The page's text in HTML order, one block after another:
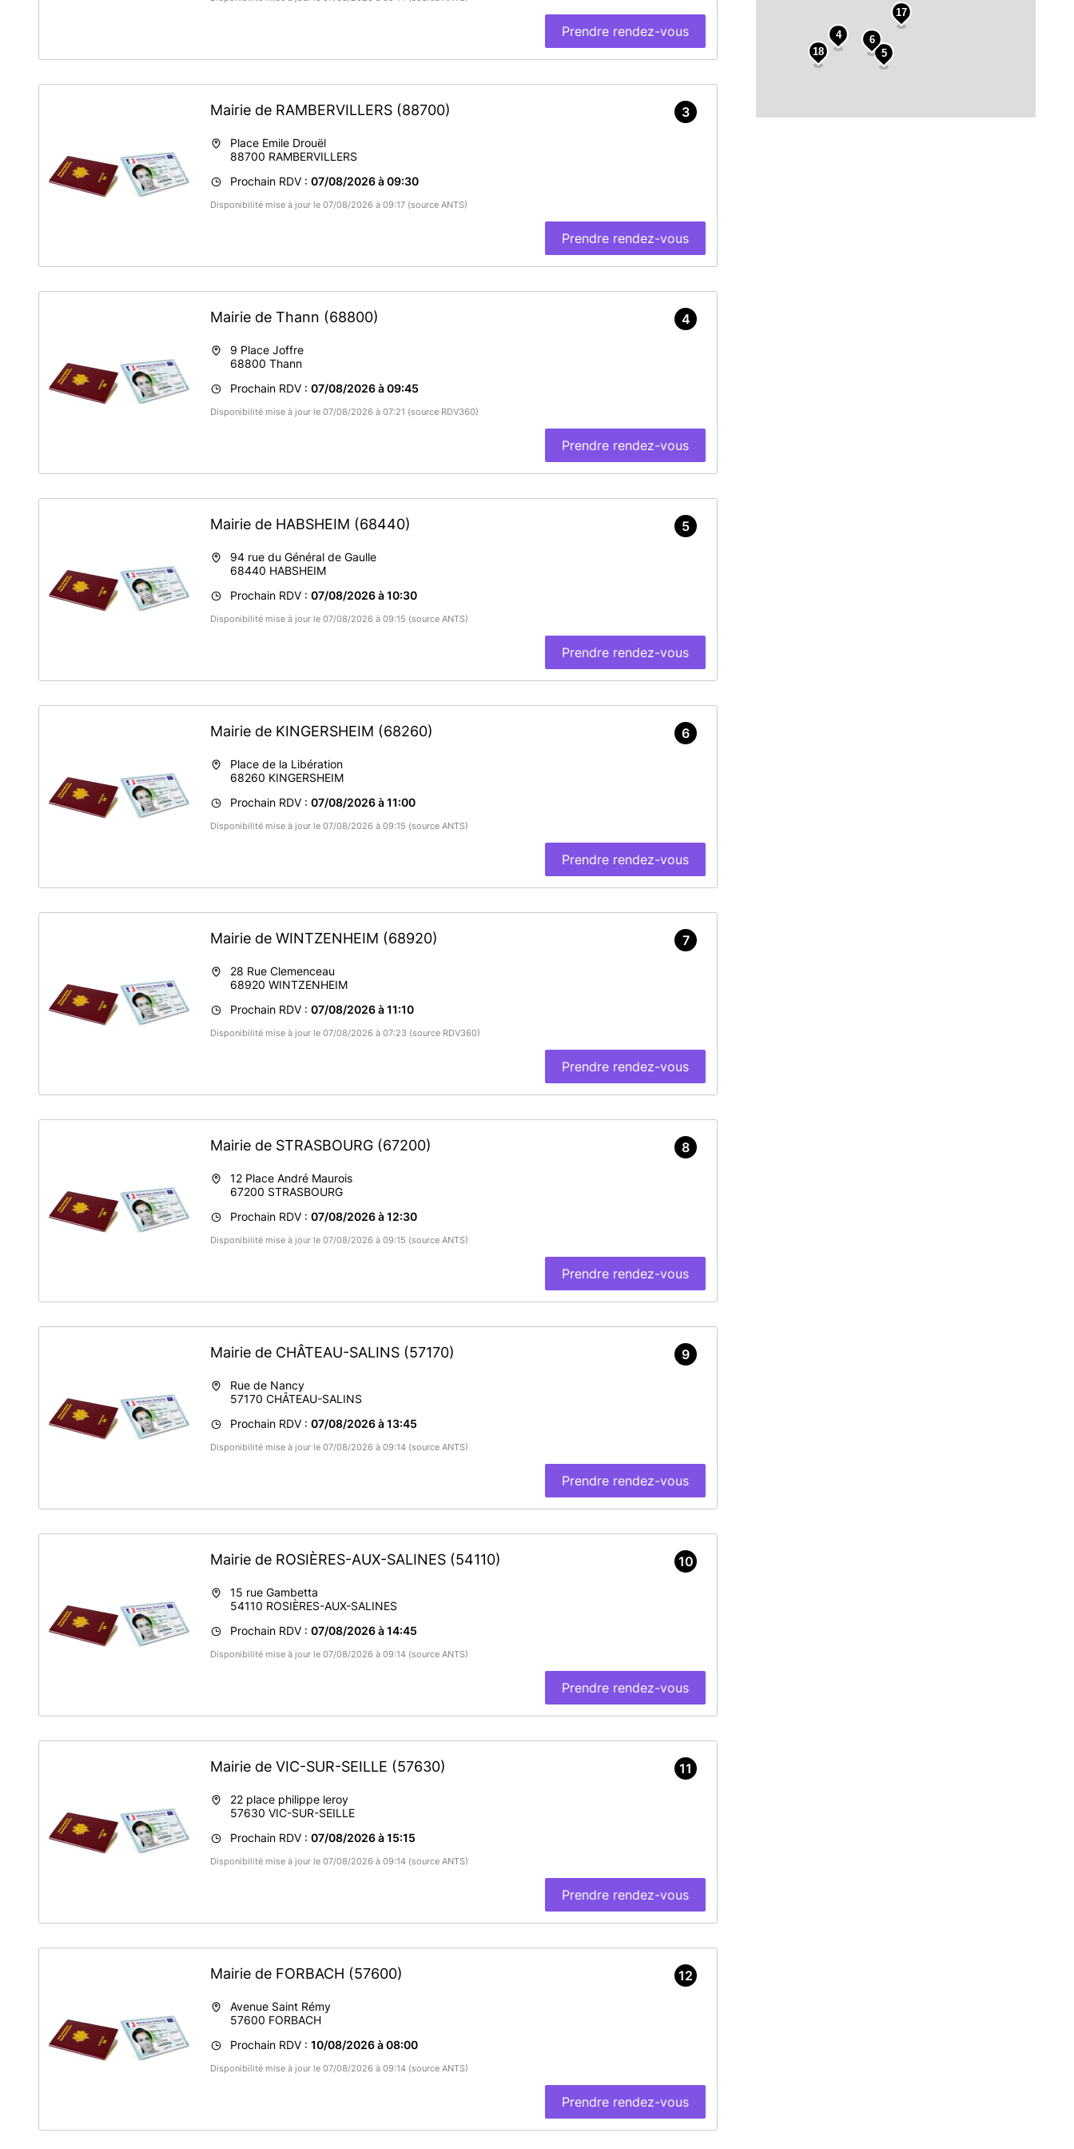
Prendre rendez-vous
Mairie de RAMBERVILLERS (88700)
Place Emile Drouël
88700 RAMBERVILLERS
Prochain RDV : 07/08/2026 à 09:30
Disponibilité mise à jour le 07/08/2026 à 09:17 (source ANTS)
Prendre rendez-vous
3
Mairie de Thann (68800)
9 Place Joffre
68800 Thann
Prochain RDV : 07/08/2026 à 09:45
Disponibilité mise à jour le 07/08/2026 à 07:21 (source RDV360)
Prendre rendez-vous
4
Mairie de HABSHEIM (68440)
94 rue du Général de Gaulle
68440 HABSHEIM
Prochain RDV : 07/08/2026 à 10:30
Disponibilité mise à jour le 07/08/2026 à 09:15 (source ANTS)
Prendre rendez-vous
5
Mairie de KINGERSHEIM (68260)
Place de la Libération
68260 KINGERSHEIM
Prochain RDV : 07/08/2026 à 11:00
Disponibilité mise à jour le 07/08/2026 à 09:15 (source ANTS)
Prendre rendez-vous
6
Mairie de WINTZENHEIM (68920)
28 Rue Clemenceau
68920 WINTZENHEIM
Prochain RDV : 07/08/2026 à 11:10
Disponibilité mise à jour le 07/08/2026 à 07:23 (source RDV360)
Prendre rendez-vous
7
Mairie de STRASBOURG (67200)
12 Place André Maurois
67200 STRASBOURG
Prochain RDV : 07/08/2026 à 12:30
Disponibilité mise à jour le 07/08/2026 à 09:15 (source ANTS)
Prendre rendez-vous
8
Mairie de CHÂTEAU-SALINS (57170)
Rue de Nancy
57170 CHÂTEAU-SALINS
Prochain RDV : 07/08/2026 à 13:45
Disponibilité mise à jour le 07/08/2026 à 09:14 (source ANTS)
Prendre rendez-vous
9
Mairie de ROSIÈRES-AUX-SALINES (54110)
15 rue Gambetta
54110 ROSIÈRES-AUX-SALINES
Prochain RDV : 07/08/2026 à 14:45
Disponibilité mise à jour le 07/08/2026 à 09:14 (source ANTS)
Prendre rendez-vous
10
Mairie de VIC-SUR-SEILLE (57630)
22 place philippe leroy
57630 VIC-SUR-SEILLE
Prochain RDV : 07/08/2026 à 15:15
Disponibilité mise à jour le 07/08/2026 à 09:14 (source ANTS)
Prendre rendez-vous
11
Mairie de FORBACH (57600)
Avenue Saint Rémy
57600 FORBACH
Prochain RDV : 10/08/2026 à 08:00
Disponibilité mise à jour le 07/08/2026 à 09:14 (source ANTS)
Prendre rendez-vous
12
4
5
6
17
18